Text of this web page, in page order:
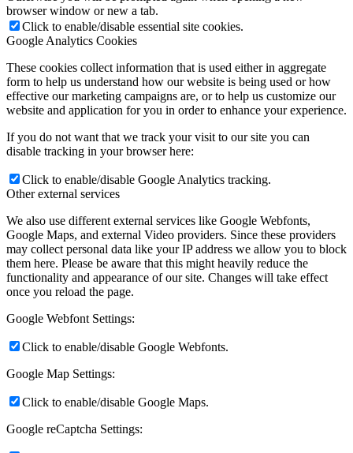
browser window or new a tab.
Click to enable/disable essential site cookies.
Google Analytics Cookies
These cookies collect information that is used either in aggregate
form to help us understand how our website is being used or how
effective our marketing campaigns are, or to help us customize our
website and application for you in order to enhance your experience.
If you do not want that we track your visit to our site you can
disable tracking in your browser here:
Click to enable/disable Google Analytics tracking.
Other external services
We also use different external services like Google Webfonts,
Google Maps, and external Video providers. Since these providers
may collect personal data like your IP address we allow you to block
them here. Please be aware that this might heavily reduce the
functionality and appearance of our site. Changes will take effect
once you reload the page.
Google Webfont Settings:
Click to enable/disable Google Webfonts.
Google Map Settings:
Click to enable/disable Google Maps.
Google reCaptcha Settings: